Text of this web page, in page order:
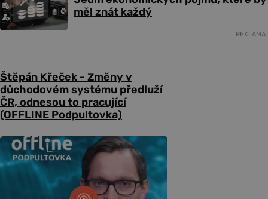
měl znát každý
REKLAMA
Štěpán Křeček - Změny v
důchodovém systému předluží
ČR, odnesou to pracující
(OFFLINE Podpultovka)